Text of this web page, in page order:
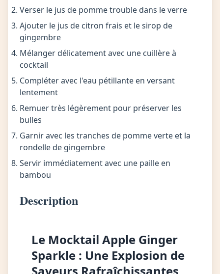
Verser le jus de pomme trouble dans le verre
Ajouter le jus de citron frais et le sirop de
gingembre
Mélanger délicatement avec une cuillère à
cocktail
Compléter avec l'eau pétillante en versant
lentement
Remuer très légèrement pour préserver les
bulles
Garnir avec les tranches de pomme verte et la
rondelle de gingembre
Servir immédiatement avec une paille en
bambou
Description
Le Mocktail Apple Ginger
Sparkle : Une Explosion de